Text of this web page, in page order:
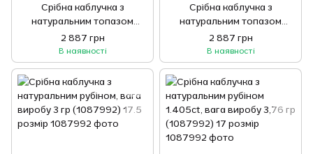
Срібна каблучка з
натуральним топазом
2.692ct, вага виробу 2,81 гр
(1077948) 18 розмір
2 887 грн
В наявності
Срібна каблучка з
натуральним топазом
2.692ct, вага виробу 2,02 гр
(1077948) 17 розмір
2 887 грн
В наявності